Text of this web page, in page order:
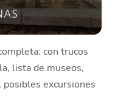
con trucos
lista de museos,
excursiones